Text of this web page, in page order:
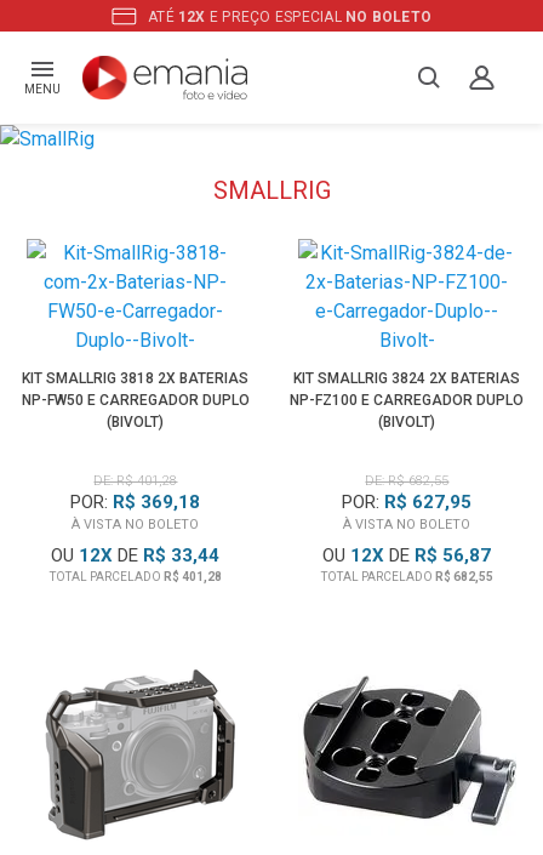
OS PRODUTOS APRONTA ENTREGA
MENU
SMALLRIG
KIT SMALLRIG 3818 2X BATERIAS
NP-FW50 E CARREGADOR DUPLO
(BIVOLT)
DE: R$ 401,28
POR: R$ 369,18
À VISTA NO BOLETO
OU 12X DE R$ 33,44
TOTAL PARCELADO R$ 401,28
KIT SMALLRIG 3824 2X BATERIAS
NP-FZ100 E CARREGADOR DUPLO
(BIVOLT)
DE: R$ 682,55
POR: R$ 627,95
À VISTA NO BOLETO
OU 12X DE R$ 56,87
TOTAL PARCELADO R$ 682,55